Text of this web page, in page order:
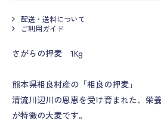
配送・送料について
ご利用ガイド
さがらの押麦 1Kg
熊本県相良村産の「相良の押麦」
清流川辺川の恩恵を受け育まれた、栄
が特徴の大麦です。